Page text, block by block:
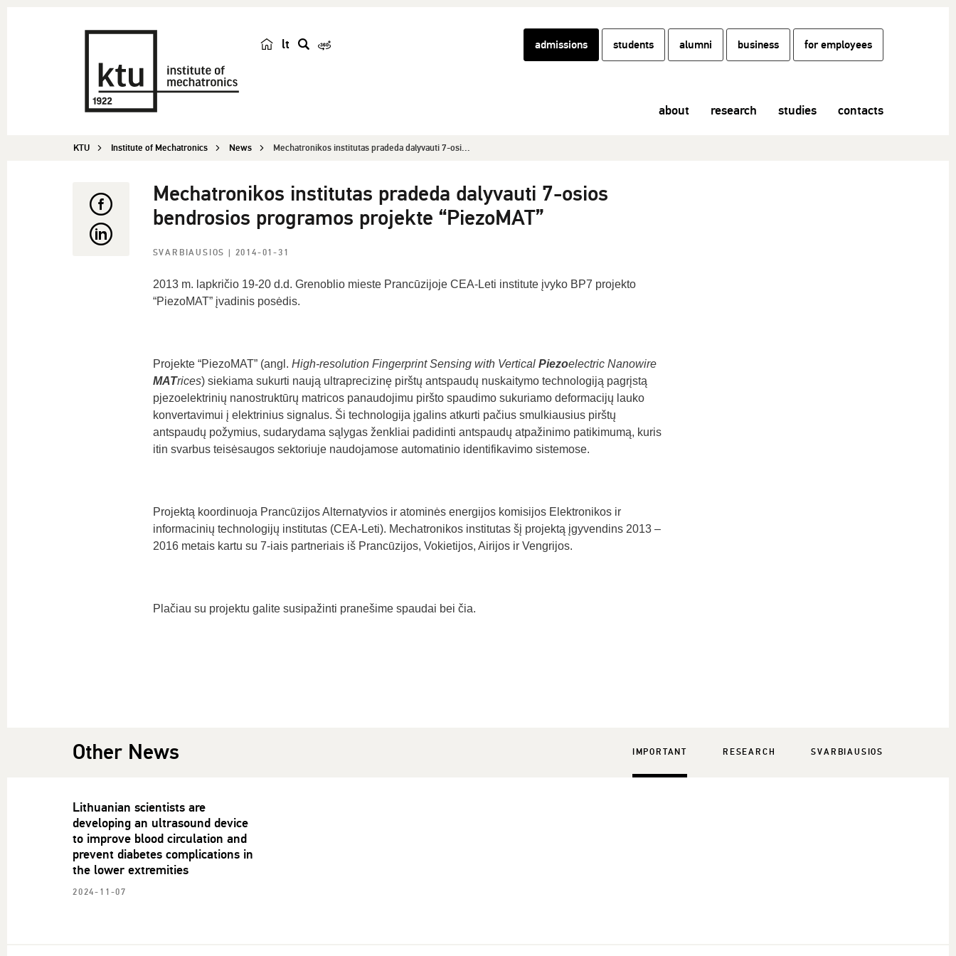
lt
h
admissions students alumni business for employees
about research studies contacts
KTU Institute of Mechatronics News Mechatronikos institutas pradeda dalyvauti 7-osi...
Mechatronikos institutas pradeda dalyvauti 7-osios
bendrosios programos projekte “PiezoMAT”
SVARBIAUSIOS | 2014-01-31
2013 m. lapkričio 19-20 d.d. Grenoblio mieste Prancūzijoje CEA-Leti institute įvyko BP7 projekto
“PiezoMAT” įvadinis posėdis.
Projekte “PiezoMAT” (angl. High-resolution Fingerprint Sensing with Vertical Piezoelectric Nanowire
MATrices) siekiama sukurti naują ultraprecizinę pirštų antspaudų nuskaitymo technologiją pagrįstą
pjezoelektrinių nanostruktūrų matricos panaudojimu piršto spaudimo sukuriamo deformacijų lauko
konvertavimui į elektrinius signalus. Ši technologija įgalins atkurti pačius smulkiausius pirštų
antspaudų požymius, sudarydama sąlygas ženkliai padidinti antspaudų atpažinimo patikimumą, kuris
itin svarbus teisėsaugos sektoriuje naudojamose automatinio identifikavimo sistemose.
Projektą koordinuoja Prancūzijos Alternatyvios ir atominės energijos komisijos Elektronikos ir
informacinių technologijų institutas (CEA-Leti). Mechatronikos institutas šį projektą įgyvendins 2013 –
2016 metais kartu su 7-iais partneriais iš Prancūzijos, Vokietijos, Airijos ir Vengrijos.
Plačiau su projektu galite susipažinti pranešime spaudai bei čia.
Other News IMPORTANT RESEARCH SVARBIAUSIOS
Lithuanian scientists are
developing an ultrasound device
to improve blood circulation and
prevent diabetes complications in
the lower extremities
2024-11-07